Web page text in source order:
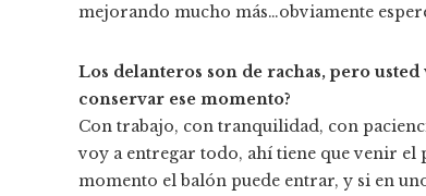
mejorando mucho más…obviamente
Los delanteros son de rachas, pero
conservar ese momento?
Con trabajo, con tranquilidad, con
voy a entregar todo, ahí tiene que venir
momento el balón puede entrar, y si en